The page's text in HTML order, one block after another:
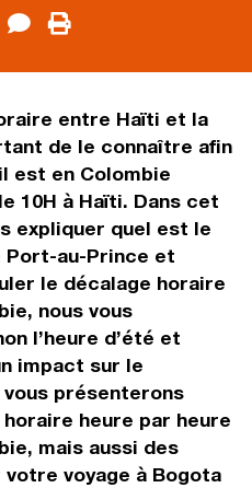
entre Haïti et la
de le connaître afin
est en Colombie
10H à Haïti. Dans cet
expliquer quel est le
Port-au-Prince et
le décalage horaire
nous vous
l’heure d’été et
impact sur le
présenterons
heure par heure
mais aussi des
voyage à Bogota